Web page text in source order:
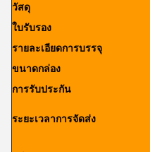
วัสดุ
ใบรับรอง
รายละเอียดการบรรจุ
ขนาดกล่อง
การรับประกัน
ระยะเวลาการจัดส่ง